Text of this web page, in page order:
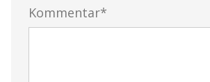
Kommentar*